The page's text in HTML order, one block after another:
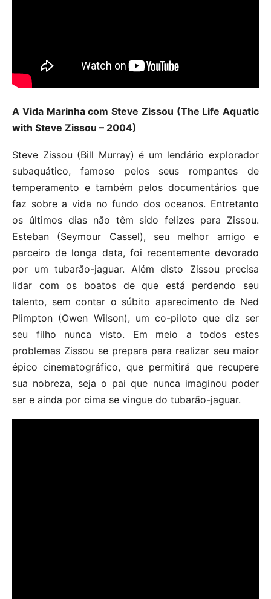
A Vida Marinha com Steve Zissou (The Life Aquatic
with Steve Zissou – 2004)
Steve Zissou (Bill Murray) é um lendário explorador
subaquático, famoso pelos seus rompantes de
temperamento e também pelos documentários que
faz sobre a vida no fundo dos oceanos. Entretanto
os últimos dias não têm sido felizes para Zissou.
Esteban (Seymour Cassel), seu melhor amigo e
parceiro de longa data, foi recentemente devorado
por um tubarão-jaguar. Além disto Zissou precisa
lidar com os boatos de que está perdendo seu
talento, sem contar o súbito aparecimento de Ned
Plimpton (Owen Wilson), um co-piloto que diz ser
seu filho nunca visto. Em meio a todos estes
problemas Zissou se prepara para realizar seu maior
épico cinematográfico, que permitirá que recupere
sua nobreza, seja o pai que nunca imaginou poder
ser e ainda por cima se vingue do tubarão-jaguar.